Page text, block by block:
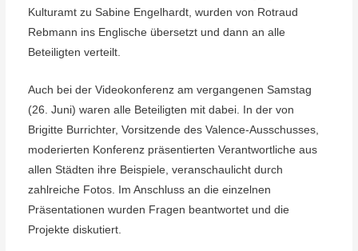
Kulturamt zu Sabine Engelhardt, wurden von Rotraud
Rebmann ins Englische übersetzt und dann an alle
Beteiligten verteilt.
Auch bei der Videokonferenz am vergangenen Samstag
(26. Juni) waren alle Beteiligten mit dabei. In der von
Brigitte Burrichter, Vorsitzende des Valence-Ausschusses,
moderierten Konferenz präsentierten Verantwortliche aus
allen Städten ihre Beispiele, veranschaulicht durch
zahlreiche Fotos. Im Anschluss an die einzelnen
Präsentationen wurden Fragen beantwortet und die
Projekte diskutiert.